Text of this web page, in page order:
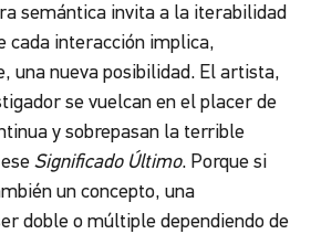
semántica invita a la iterabilidad
cada interacción implica,
una nueva posibilidad. El artista,
se vuelcan en el placer de
y sobrepasan la terrible
Significado Último. Porque si
un concepto, una
doble o múltiple dependiendo de